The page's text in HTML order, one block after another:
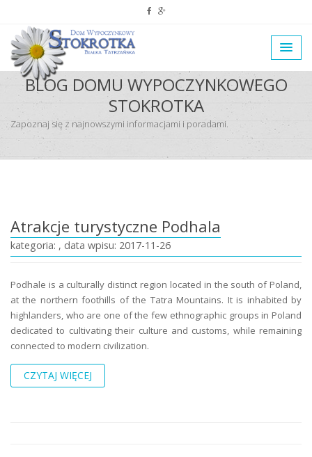
BLOG DOMU WYPOCZYNKOWEGO
STOKROTKA
Zapoznaj się z najnowszymi informacjami i poradami.
Atrakcje turystyczne Podhala
kategoria: , data wpisu: 2017-11-26
Podhale is a culturally distinct region located in the south of Poland,
at the northern foothills of the Tatra Mountains. It is inhabited by
highlanders, who are one of the few ethnographic groups in Poland
dedicated to cultivating their culture and customs, while remaining
connected to modern civilization.
CZYTAJ WIĘCEJ